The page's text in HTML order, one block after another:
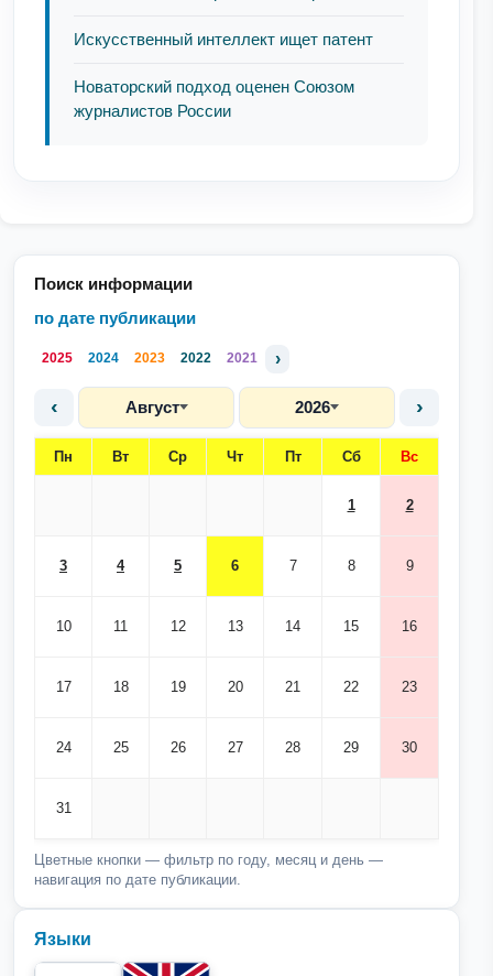
Поиск информации
по дате публикации
2025 2024 2023 2022 2021 ›
‹ Август 2026 ›
Пн Вт Ср Чт Пт Сб Вс
1 2
3 4 5 6 7 8 9
10 11 12 13 14 15 16
17 18 19 20 21 22 23
24 25 26 27 28 29 30
31
Цветные кнопки — фильтр по году, месяц и день —
навигация по дате публикации.
Языки
Искусственный интеллект ищет патент
Новаторский подход оценен Союзом
журналистов России